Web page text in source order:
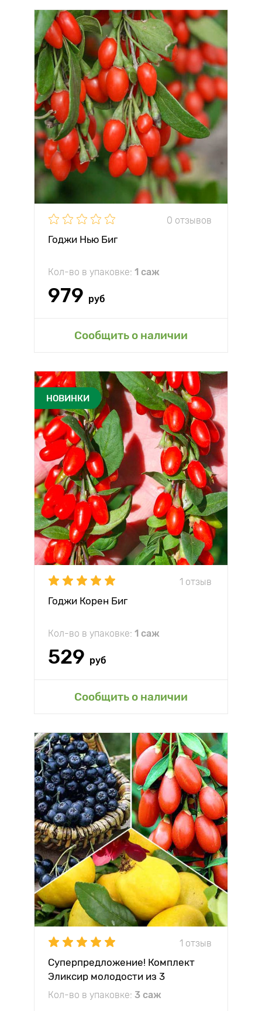
0 отзывов
Годжи Нью Биг
Кол-во в упаковке: 1 саж
979 руб
Сообщить о наличии
НОВИНКИ
1 отзыв
Годжи Корен Биг
Кол-во в упаковке: 1 саж
529 руб
Сообщить о наличии
1 отзыв
Суперпредложение! Комплект
Эликсир молодости из 3
саженцев
Кол-во в упаковке: 3 саж